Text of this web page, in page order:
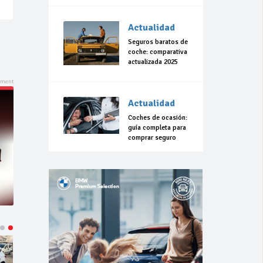
Actualidad
Seguros baratos de
coche: comparativa
actualizada 2025
Actualidad
Coches de ocasión:
guía completa para
comprar seguro